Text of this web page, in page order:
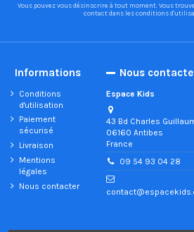
Vous pouvez vous désinscrire à tout moment. Vous
contact dans les conditions
Informations
Conditions
d'utilisation
Paiement
sécurisé
Livraison
Mentions
légales
Nous contacter
Nous
Espace Kids
43 Bd Charles
06160 Antibes
France
09 54 93 04 28